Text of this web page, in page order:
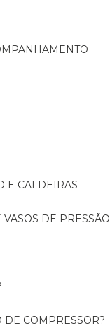
E CALDEIRAS
VASOS DE PRESSÃO
DE COMPRESSOR?